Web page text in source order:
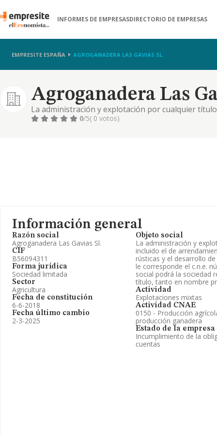
INFORMES DE EMPRESASDIRECTORIO DE EMPRESAS
EMPRESITE ESPAÑA AGROGANADERA LAS GAVIAS SL.
Agroganadera Las
La administración y explotación por cualquier
fincas rústicas y el desarrollo de la actividad
0/5( 0 votos)
Información general
Razón social
Agroganadera Las Gavias Sl.
CIF
B56094311
Forma jurídica
Sociedad limitada
Sector
Agricultura
Fecha de constitución
6-6-2018
Fecha último cambio
2-3-2025
Objeto social
La administración y
incluido el de
rústicas y el desarrollo
le corresponde el c.n.e.
social podrá la sociedad
título, tanto en nombre
Actividad
Explotaciones mixtas
Actividad CNAE
0150 - Producción
producción ganadera
Estado de la empresa
Incumplimiento de la
cuentas